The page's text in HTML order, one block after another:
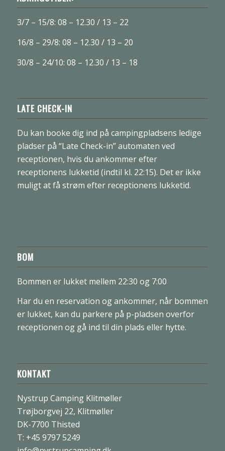
3/7 – 15/8: 08 – 12.30 / 13 – 22
16/8 – 29/8: 08 – 12.30 / 13 – 20
30/8 – 24/10: 08 – 12.30 / 13 – 18
LATE CHECK-IN
Du kan booke dig ind på campingpladsens ledige
pladser på “Late Check-in” automaten ved
receptionen, hvis du ankommer efter
receptionens lukketid (indtil kl. 22:15). Det er ikke
muligt at få strøm efter receptionens lukketid.
BOM
Bommen er lukket mellem 22:30 og 7:00
Har du en reservation og ankommer, når bommen
er lukket, kan du parkere på p-pladsen overfor
receptionen og gå ind til din plads eller hytte.
KONTAKT
Nystrup Camping Klitmøller
Trøjborgvej 22, Klitmøller
DK-7700 Thisted
T: +45 9797 5249